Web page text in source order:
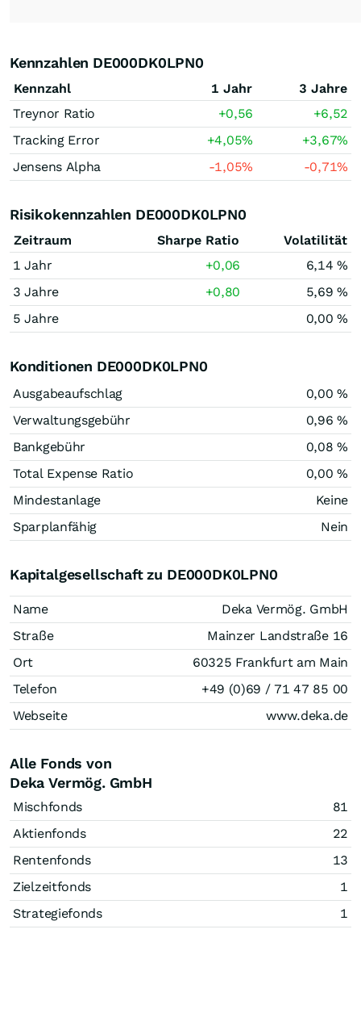
Kennzahlen DE000DK0LPN0
Kennzahl 1 Jahr
3 Jahre
Treynor Ratio
+0,56
+6,52
Tracking Error
+4,05% +3,67%
Jensens Alpha
-1,05% -0,71%
Risikokennzahlen DE000DK0LPN0
Zeitraum Sharpe Ratio
Volatilität
1 Jahr
+0,06
6,14 %
3 Jahre
+0,80
5,69 %
5 Jahre
0,00 %
Konditionen DE000DK0LPN0
Ausgabeaufschlag
0,00 %
Verwaltungsgebühr
0,96 %
Bankgebühr
0,08 %
Total Expense Ratio
0,00 %
Mindestanlage
Keine
Sparplanfähig
Nein
Kapitalgesellschaft zu DE000DK0LPN0
Name
Deka Vermög. GmbH
Straße
Mainzer Landstraße 16
Ort
60325 Frankfurt am Main
Telefon
+49 (0)69 / 71 47 85 00
Webseite
www.deka.de
Alle Fonds von
Deka Vermög. GmbH
Mischfonds
81
Aktienfonds
22
Rentenfonds
13
Zielzeitfonds
1
Strategiefonds
1